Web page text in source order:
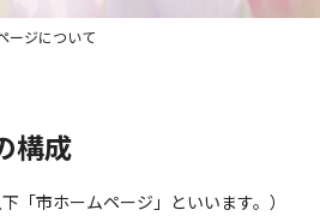
ージについて
構成
「市ホームページ」といいます。）